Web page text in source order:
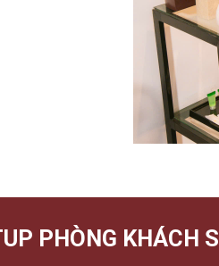
PHÒNG KHÁCH